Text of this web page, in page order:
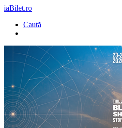
iaBilet.ro
Caută